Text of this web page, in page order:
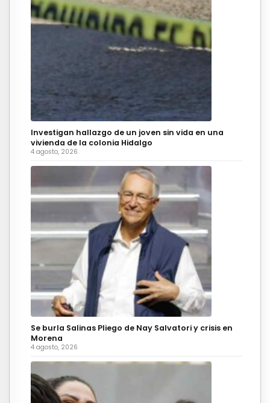
Investigan hallazgo de un joven sin vida en una
vivienda de la colonia Hidalgo
4 agosto, 2026
Se burla Salinas Pliego de Nay Salvatori y crisis en
Morena
4 agosto, 2026